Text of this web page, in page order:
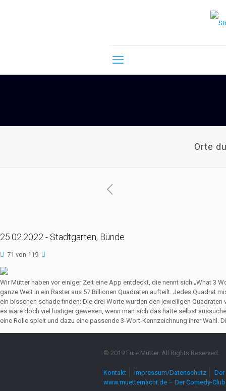
Orte
25.02.2022 - Stadtgarten, Bünde
71 von 119
Wir Mütter haben vor einiger Zeit eine App entdeckt, die nennt sich „What 3
ganze Welt in ein Raster aus 57 Billionen Quadraten aufteilt. Jedes Quadrat
ein bisschen schade finden: Die drei Worte wurden den jeweiligen
es wäre doch viel lustiger gewesen, wenn man sich das hätte selbst
eine Rolle spielt und dazu eine passende 3-Wort-Kennzeichnung ihrer Wahl.
© 2019 Eure Mütter. All Rights Reserved.
Kontakt Impressum/Datenschutz
www.muetternacht.de – Der Comedy-Club